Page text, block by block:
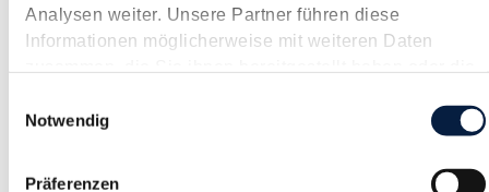
Analysen weiter. Unsere Partner führen diese
Informationen möglicherweise mit weiteren Daten
haben.
Notwendig
Präferenzen
Juni 2022
entrichteten Vorsteuerbeträgen. Österreichische
Unternehmen, die davon betroffen sind, sollten daher